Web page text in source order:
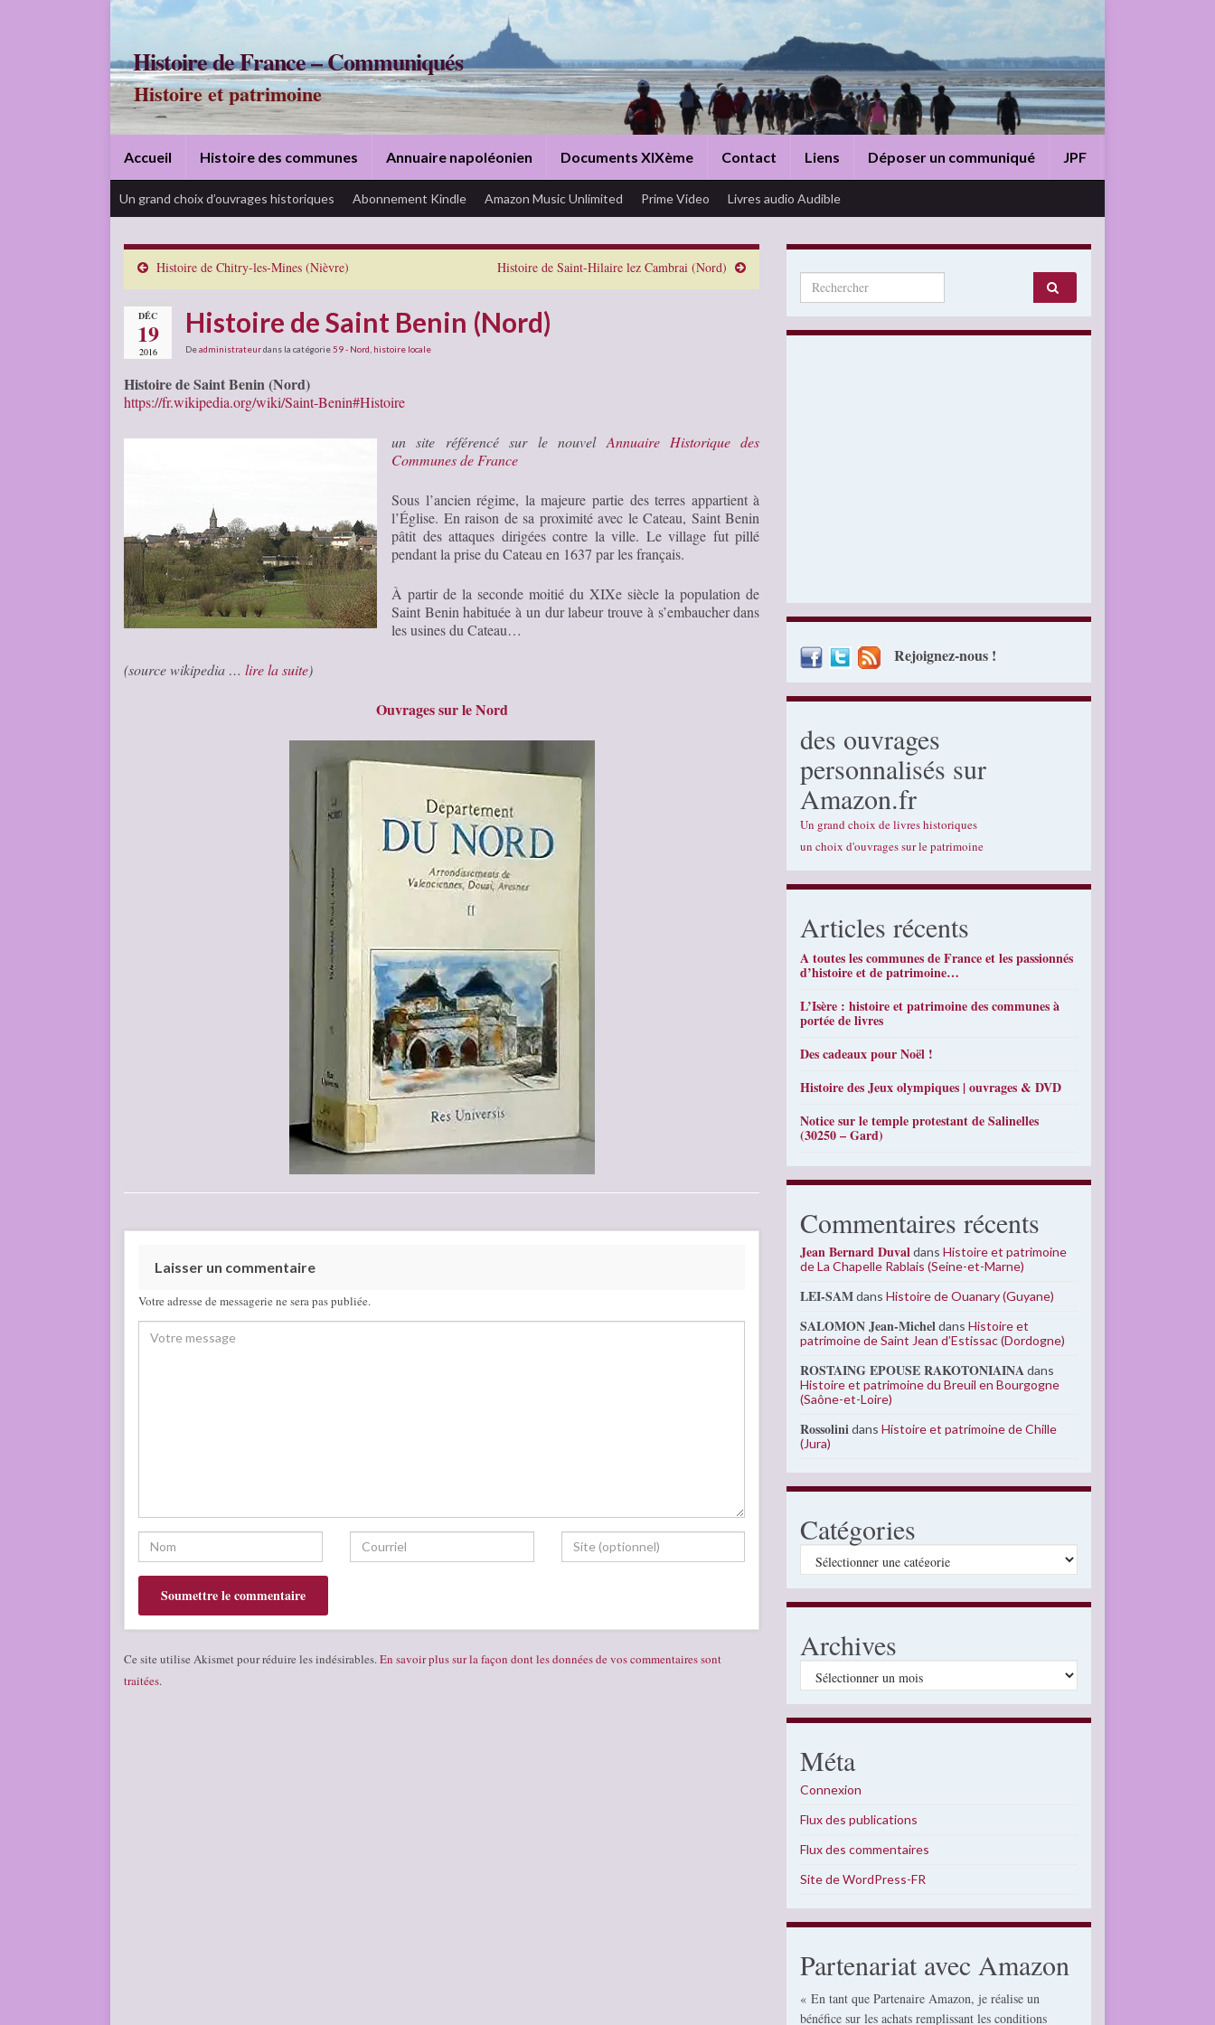
Histoire de France – Communiqués
Histoire et patrimoine
Accueil Histoire des communes Annuaire napoléonien Documents XIXème Contact Liens Déposer un communiqué JPF
Un grand choix d’ouvrages historiques Abonnement Kindle Amazon Music Unlimited Prime Video Livres audio Audible
Histoire de Chitry-les-Mines (Nièvre) Histoire de Saint-Hilaire lez Cambrai (Nord)
DÉC
19
2016
Histoire de Saint Benin (Nord)
Deadministrateurdans la catégorie 59 - Nord histoire locale
Histoire de Saint Benin (Nord)
https://fr.wikipedia.org/wiki/Saint-Benin#Histoire
un site référencé sur le nouvel Annuaire Historique des
Communes de France
Sous l’ancien régime, la majeure partie des terres appartient à
l’Église. En raison de sa proximité avec le Cateau, Saint Benin
pâtit des attaques dirigées contre la ville. Le village fut pillé
pendant la prise du Cateau en 1637 par les français.
À partir de la seconde moitié du XIXe siècle la population de
Saint Benin habituée à un dur labeur trouve à s’embaucher dans
les usines du Cateau…
(source wikipedia … lire la suite)
Ouvrages sur le Nord
Laisser un commentaire
Votre adresse de messagerie ne sera pas publiée.
Ce site utilise Akismet pour réduire les indésirables. En savoir plus sur la façon dont les données de vos commentaires sont
traitées.
Search for:
Rejoignez-nous !
des ouvrages
personnalisés sur
Amazon.fr
Un grand choix de livres historiques
un choix d'ouvrages sur le patrimoine
Articles récents
A toutes les communes de France et les passionnés
d’histoire et de patrimoine…
L’Isère : histoire et patrimoine des communes à
portée de livres
Des cadeaux pour Noël !
Histoire des Jeux olympiques | ouvrages & DVD
Notice sur le temple protestant de Salinelles
(30250 – Gard)
Commentaires récents
Jean Bernard DuvaldansHistoire et patrimoine
de La Chapelle Rablais (Seine-et-Marne)
LEI-SAMdansHistoire de Ouanary (Guyane)
SALOMON Jean-MicheldansHistoire et
patrimoine de Saint Jean d’Estissac (Dordogne)
ROSTAING EPOUSE RAKOTONIAINAdans
Histoire et patrimoine du Breuil en Bourgogne
(Saône-et-Loire)
RossolinidansHistoire et patrimoine de Chille
(Jura)
Catégories
Catégories
Archives
Archives
Méta
Connexion
Flux des publications
Flux des commentaires
Site de WordPress-FR
Partenariat avec Amazon
« En tant que Partenaire Amazon, je réalise un
bénéfice sur les achats remplissant les conditions